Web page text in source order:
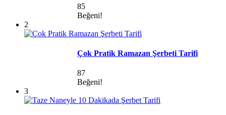
85
Beğeni!
2
Çok Pratik Ramazan Şerbeti Tarifi
87
Beğeni!
3